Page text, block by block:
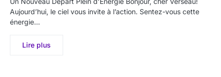
Aujourd’hui, le ciel vous invite à l’action. Sentez-vous cette
énergie…
Lire plus